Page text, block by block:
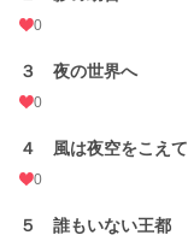
0
３ 夜の世界へ
0
４ 風は夜空をこえて
0
５ 誰もいない王都